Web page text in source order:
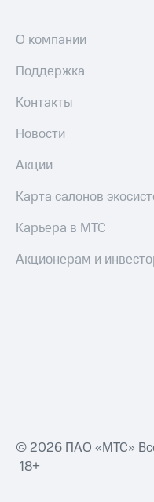
О компании
Поддержка
Контакты
Новости
Акции
Карта салонов
Карьера в МТС
Акционерам и
© 2026 ПАО «МТС»
18+